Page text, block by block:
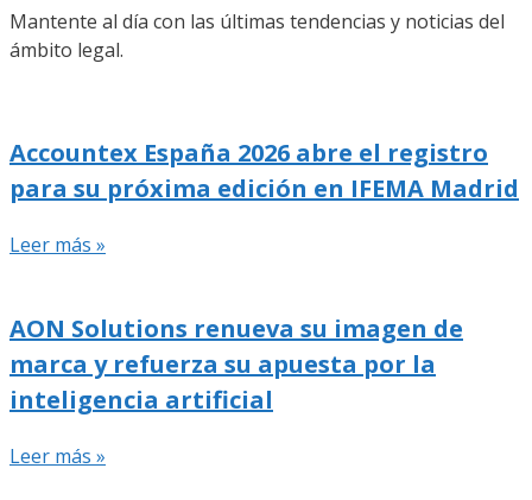
Mantente al día con las últimas tendencias y noticias del
ámbito legal.
Accountex España 2026 abre el registro
para su próxima edición en IFEMA Madrid
Leer más »
AON Solutions renueva su imagen de
marca y refuerza su apuesta por la
inteligencia artificial
Leer más »